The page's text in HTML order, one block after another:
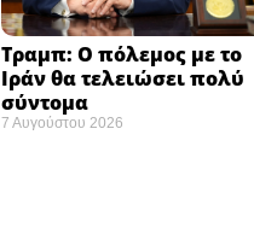
Τραμπ: Ο πόλεμος με το
Ιράν θα τελειώσει πολύ
σύντομα ​
7 Αυγούστου 2026